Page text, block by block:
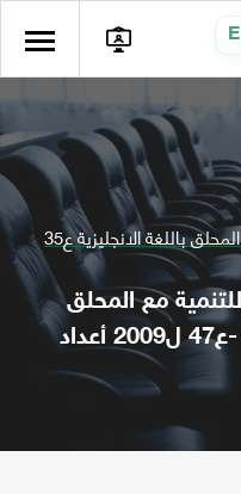
صحفية الصندوق الاجتماعي للتنمية مع المحلق باللغة الانجليزية ع35
مع المحلق
باللغة الانجليزية ع35 ل2006 -ع47 ل2009 أعداد